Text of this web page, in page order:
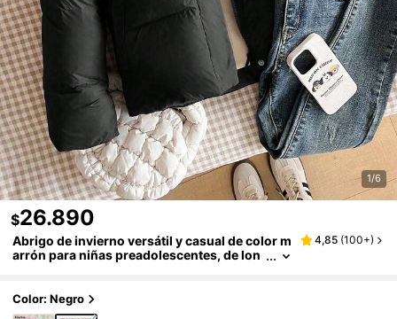
1/6
$26.890
Abrigo de invierno versátil y casual de color m
arrón para niñas preadolescentes, de lon
4,85 (100+)
Color: Negro